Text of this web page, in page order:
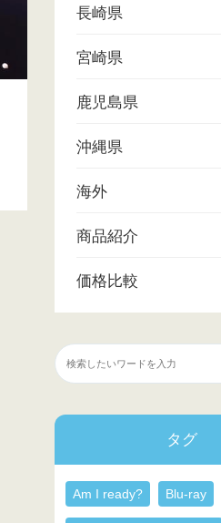
長崎県
宮崎県
鹿児島県
沖縄県
海外
商品紹介
価格比較
タグ
Am I ready? Blu-ray